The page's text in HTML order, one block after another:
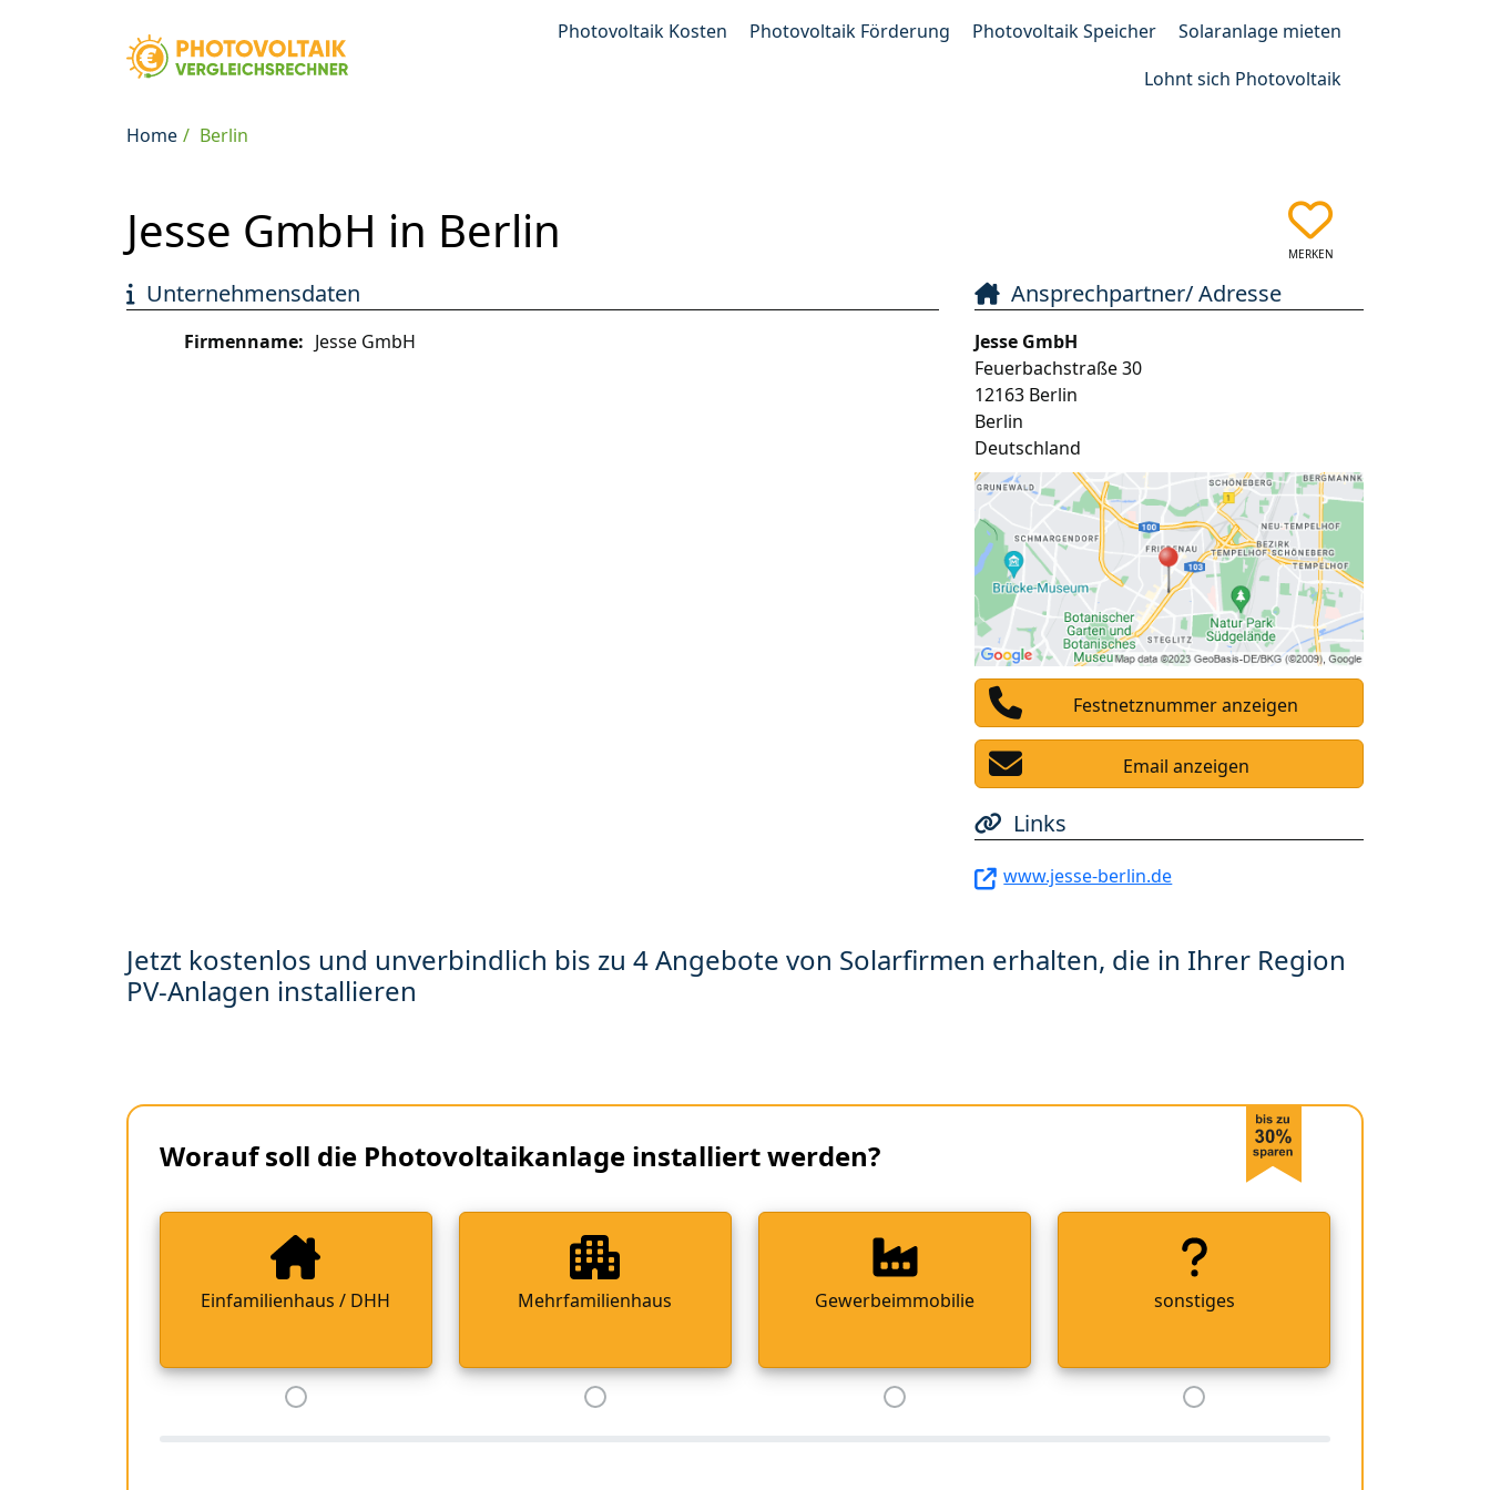
Photovoltaik Kosten Photovoltaik Förderung Photovoltaik Speicher
Solaranlage mieten
Lohnt sich Photovoltaik
Home Berlin
Jesse GmbH in Berlin MERKEN
Unternehmensdaten
Firmenname: Jesse GmbH
Ansprechpartner/ Adresse
Jesse GmbH
Feuerbachstraße 30
12163 Berlin
Berlin
Deutschland
Festnetznummer anzeigen
Email anzeigen
Links
www.jesse-berlin.de
Jetzt kostenlos und unverbindlich bis zu 4 Angebote von Solarfirmen erhalten, die in Ihrer Region
PV-Anlagen installieren
Worauf soll die Photovoltaikanlage installiert werden?
Einfamilienhaus / DHH Mehrfamilienhaus Gewerbeimmobilie sonstiges